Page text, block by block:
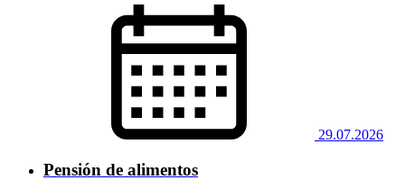
29.07.2026
Pensión de alimentos